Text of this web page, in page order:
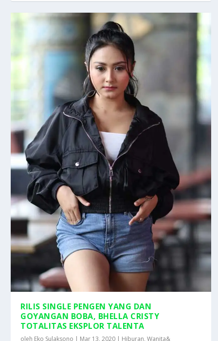
RILIS SINGLE PENGEN YANG DAN
GOYANGAN BOBA, BHELLA CRISTY
TOTALITAS EKSPLOR TALENTA
oleh Eko Sulaksono | Mar 13, 2020 | Hiburan,Wanita&